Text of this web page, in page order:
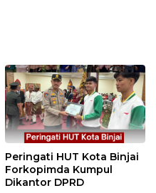
Peringati HUT Kota Binjai
Forkopimda Kumpul
Dikantor DPRD